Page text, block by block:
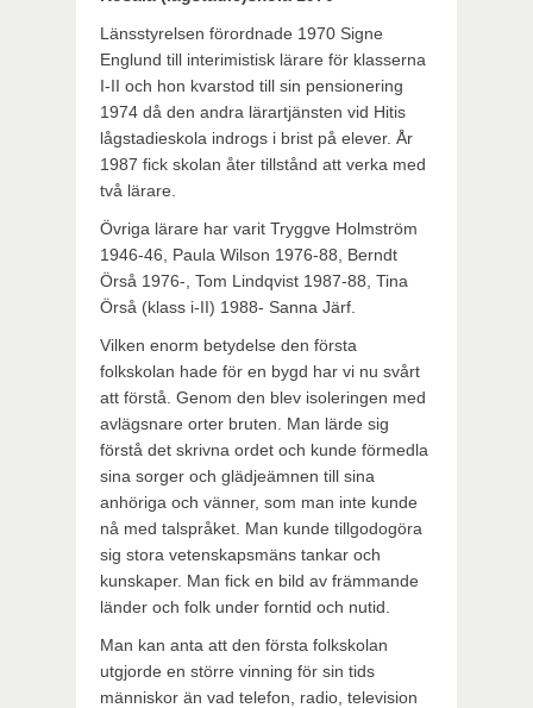
Länsstyrelsen förordnade 1970 Signe
Englund till interimistisk lärare för klasserna
I-II och hon kvarstod till sin pensionering
1974 då den andra lärartjänsten vid Hitis
lågstadieskola indrogs i brist på elever. År
1987 fick skolan åter tillstånd att verka med
två lärare.
Övriga lärare har varit Tryggve Holmström
1946-46, Paula Wilson 1976-88, Berndt
Örså 1976-, Tom Lindqvist 1987-88, Tina
Örså (klass i-II) 1988- Sanna Järf.
Vilken enorm betydelse den första
folkskolan hade för en bygd har vi nu svårt
att förstå. Genom den blev isoleringen med
avlägsnare orter bruten. Man lärde sig
förstå det skrivna ordet och kunde förmedla
sina sorger och glädjeämnen till sina
anhöriga och vänner, som man inte kunde
nå med talspråket. Man kunde tillgodogöra
sig stora vetenskapsmäns tankar och
kunskaper. Man fick en bild av främmande
länder och folk under forntid och nutid.
Man kan anta att den första folkskolan
utgjorde en större vinning för sin tids
människor än vad telefon, radio, television